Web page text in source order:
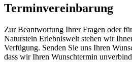
Terminvereinbarung
Zur Beantwortung Ihrer Fragen oder
Naturstein Erlebniswelt stehen wir
Verfügung. Senden Sie uns Ihren
dass wir Ihren Wunschtermin